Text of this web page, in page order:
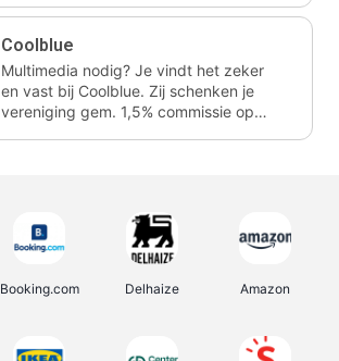
Coolblue
Multimedia nodig? Je vindt het zeker
en vast bij Coolblue. Zij schenken je
vereniging gem. 1,5% commissie op
Booking.com Delhaize Amazon